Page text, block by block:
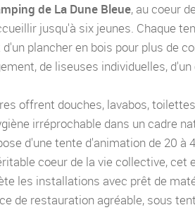
de La Dune Bleue, au coeur
jusqu'à six jeunes. Chaque
plancher en bois pour plus de
de liseuses individuelles,
offrent douches, lavabos,
irréprochable dans un cadre
d'une tente d'animation de 20 à
coeur de la vie collective, cet
les installations avec prêt de
de restauration agréable, sous